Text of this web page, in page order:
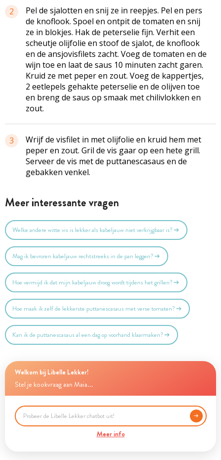
2
Pel de sjalotten en snij ze in reepjes. Pel en pers
de knoflook. Spoel en ontpit de tomaten en snij
ze in blokjes. Hak de peterselie fijn. Verhit een
scheutje olijfolie en stoof de sjalot, de knoflook
en de ansjovisfilets zacht. Voeg de tomaten en de
wijn toe en laat de saus 10 minuten zacht garen.
Kruid ze met peper en zout. Voeg de kappertjes,
2 eetlepels gehakte peterselie en de olijven toe
en breng de saus op smaak met chilivlokken en
zout.
3
Wrijf de visfilet in met olijfolie en kruid hem met
peper en zout. Gril de vis gaar op een hete grill.
Serveer de vis met de puttanescasaus en de
gebakken venkel.
Meer interessante vragen
Welke andere witte vis is lekker als kabeljauw niet verkrijgbaar is?
Mag ik bevroren kabeljauw rechtstreeks in de pan leggen?
Hoe vermijd ik dat mijn kabeljauw droog wordt tijdens het grillen?
Hoe maak ik zelf de lekkerste puttanescasaus met verse tomaten?
Kan ik de puttanescasaus al een dag op voorhand klaarmaken?
Welkom bij Libelle Lekker!
Stel je kookvraag aan Maia...
Meer info